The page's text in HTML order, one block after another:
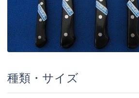
種類・サイズ